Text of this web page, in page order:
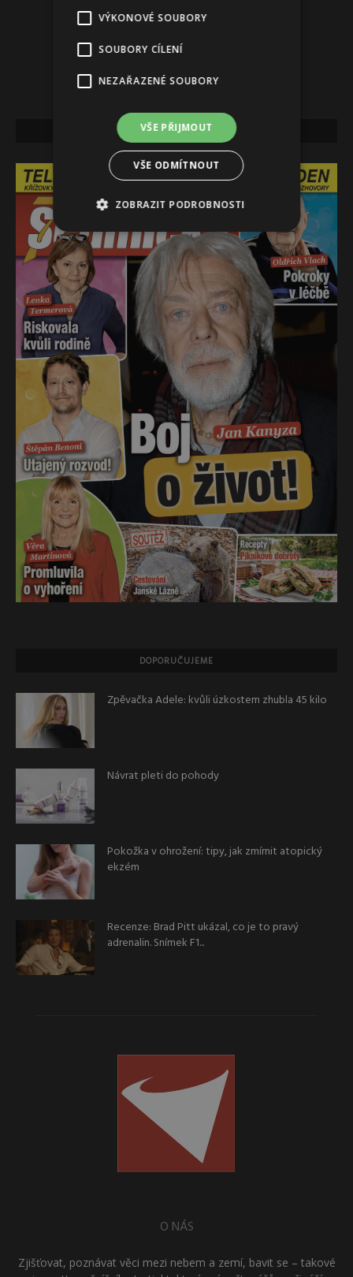
NEJNOVĚJŠÍ VYDÁNÍ
DOPORUČUJEME
Zpěvačka Adele: kvůli úzkostem zhubla 45 kilo
Návrat pleti do pohody
Pokožka v ohrožení: tipy, jak zmírnit atopický
ekzém
Recenze: Brad Pitt ukázal, co je to pravý
adrenalin. Snímek F1...
O NÁS
Zjišťovat, poznávat věci mezi nebem a zemí, bavit se – takové
VÝKONOVÉ SOUBORY
SOUBORY CÍLENÍ
NEZAŘAZENÉ SOUBORY
VŠE PŘIJMOUT
VŠE ODMÍTNOUT
ZOBRAZIT PODROBNOSTI